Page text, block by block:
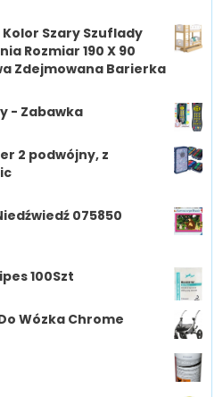
Szary Szuflady
Rozmiar 190 X 90
Zdejmowana Barierka
- Zabawka
2 podwójny, z
075850
100Szt
Wózka Chrome